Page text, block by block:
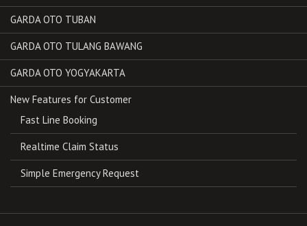
GARDA OTO TUBAN
GARDA OTO TULANG BAWANG
GARDA OTO YOGYAKARTA
New Features for Customer
Fast Line Booking
Realtime Claim Status
Simple Emergency Request